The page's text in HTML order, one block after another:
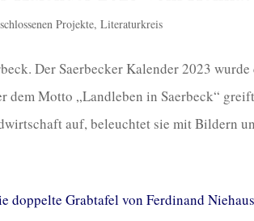
Projekte,Literaturkreis
Der Saerbecker Kalender 2023
dem Motto „Landleben in Saerbeck“
auf, beleuchtet sie mit Bildern